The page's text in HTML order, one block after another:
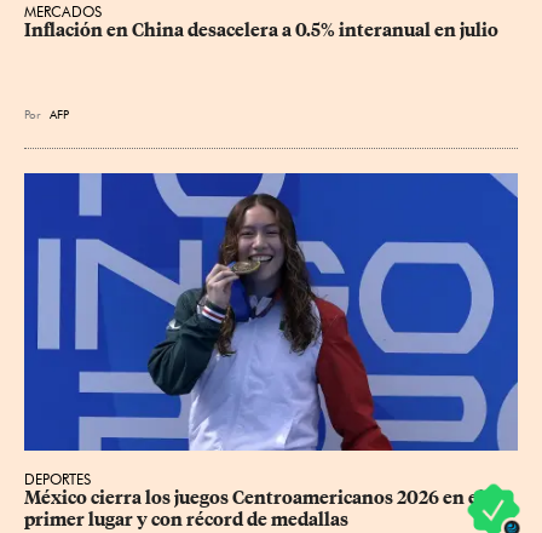
MERCADOS
Inflación en China desacelera a 0.5% interanual en julio
Por AFP
DEPORTES
México cierra los juegos Centroamericanos 2026 en el
primer lugar y con récord de medallas